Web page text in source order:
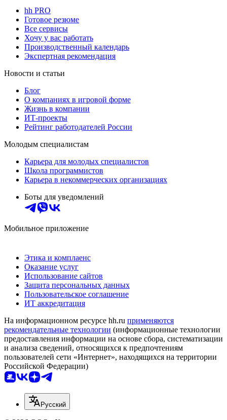
hh PRO
Готовое резюме
Все сервисы
Хочу у вас работать
Производственный календарь
Экспертная рекомендация
Новости и статьи
Блог
О компаниях в игровой форме
Жизнь в компании
ИТ-проекты
Рейтинг работодателей России
Молодым специалистам
Карьера для молодых специалистов
Школа программистов
Карьера в некоммерческих организациях
Боты для уведомлений
Мобильное приложение
Этика и комплаенс
Оказание услуг
Использование сайтов
Защита персональных данных
Пользовательское соглашение
ИТ аккредитация
На информационном ресурсе hh.ru применяются
рекомендательные технологии (информационные технологии
предоставления информации на основе сбора, систематизации
и анализа сведений, относящихся к предпочтениям
пользователей сети «Интернет», находящихся на территории
Российской Федерации)
Русский